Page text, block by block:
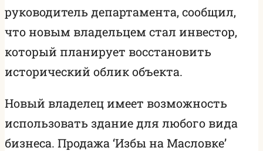
руководитель департамента, сообщил,
что новым владельцем стал инвестор,
который планирует восстановить
исторический облик объекта.
Новый владелец имеет возможность
использовать здание для любого вида
бизнеса. Продажа ‘Избы на Масловке’